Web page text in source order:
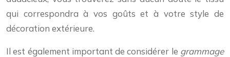
qui correspondra à vos goûts et à votre style de
décoration extérieure.
Il est également important de considérer le grammage